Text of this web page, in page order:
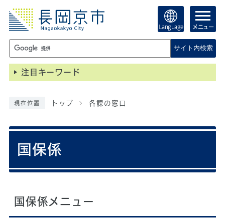
Language メニュー
サイト内検索
注目キーワード
現在位置 トップ 各課の窓口
国保係
国保係メニュー